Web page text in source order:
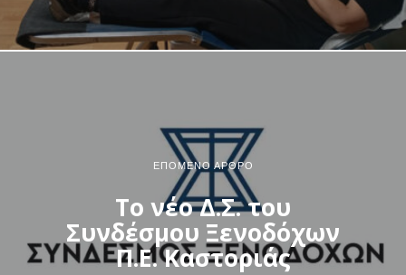
ΕΠΌΜΕΝΟ ΆΡΘΡΟ
Το νέο Δ.Σ. του
Συνδέσμου Ξενοδόχων
Π.Ε. Καστοριάς